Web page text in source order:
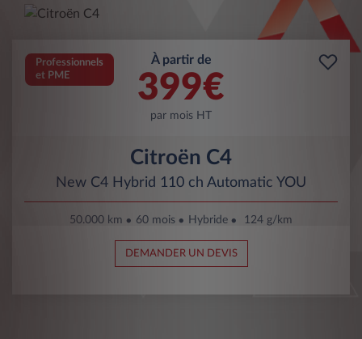
Professionnels
et PME
À partir de
399€
par mois HT
Citroën C4
New C4 Hybrid 110 ch Automatic YOU
50.000 km 60 mois Hybride 124 g/km
DEMANDER UN DEVIS